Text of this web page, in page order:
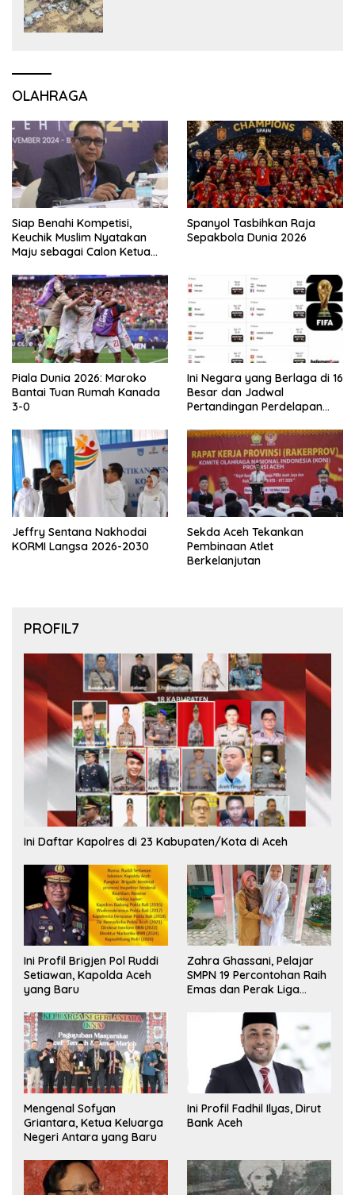
OLAHRAGA
Siap Benahi Kompetisi,
Keuchik Muslim Nyatakan
Maju sebagai Calon Ketua
Spanyol Tasbihkan Raja
Sepakbola Dunia 2026
Piala Dunia 2026: Maroko
Bantai Tuan Rumah Kanada
3-0
Ini Negara yang Berlaga di 16
Besar dan Jadwal
Pertandingan Perdelapan
Jeffry Sentana Nakhodai
KORMI Langsa 2026-2030
Sekda Aceh Tekankan
Pembinaan Atlet
Berkelanjutan
PROFIL7
Ini Daftar Kapolres di 23 Kabupaten/Kota di Aceh
Ini Profil Brigjen Pol Ruddi
Setiawan, Kapolda Aceh
yang Baru
Zahra Ghassani, Pelajar
SMPN 19 Percontohan Raih
Emas dan Perak Liga
Mengenal Sofyan
Griantara, Ketua Keluarga
Negeri Antara yang Baru
Ini Profil Fadhil Ilyas, Dirut
Bank Aceh